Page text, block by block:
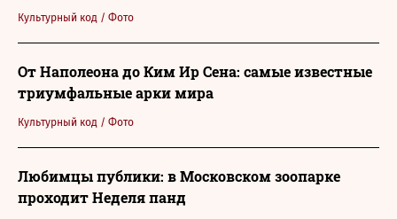
Культурный код / Фото
Культурный код / Фото
От Наполеона до Ким Ир Сена: самые известные
триумфальные арки мира
Любимцы публики: в Московском зоопарке
проходит Неделя панд